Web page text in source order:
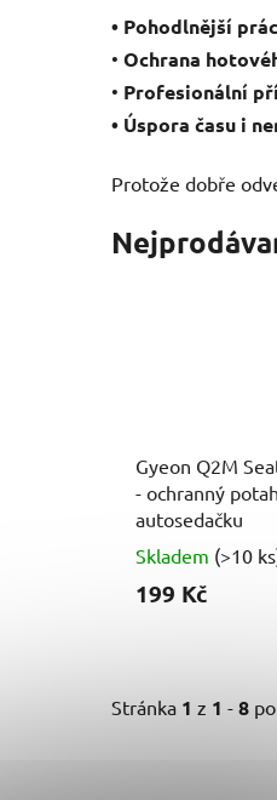
• Pohodlnější
• Ochrana
• Profesionální
• Úspora času i
Protože dobře
Gyeon Q2M
- ochranný
autosedačku
Skladem (>10
199 Kč
Stránka 1 z 1 - 8